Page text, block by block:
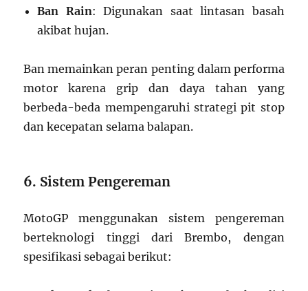
Ban Rain: Digunakan saat lintasan basah
akibat hujan.
Ban memainkan peran penting dalam performa
motor karena grip dan daya tahan yang
berbeda-beda mempengaruhi strategi pit stop
dan kecepatan selama balapan.
6. Sistem Pengereman
MotoGP menggunakan sistem pengereman
berteknologi tinggi dari Brembo, dengan
spesifikasi sebagai berikut: